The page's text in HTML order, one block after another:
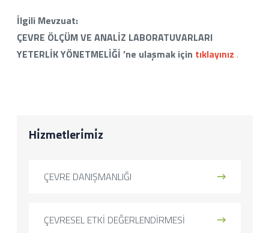
İlgili Mevzuat:
ÇEVRE ÖLÇÜM VE ANALİZ LABORATUVARLARI
YETERLİK YÖNETMELİĞİ ’ne ulaşmak için tıklayınız .
Hi̇zmetleri̇mi̇z
ÇEVRE DANIŞMANLIĞI
ÇEVRESEL ETKİ DEĞERLENDİRMESİ